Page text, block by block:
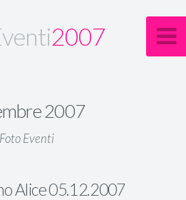
2007
2007
Foto Eventi
Alice 05.12.2007